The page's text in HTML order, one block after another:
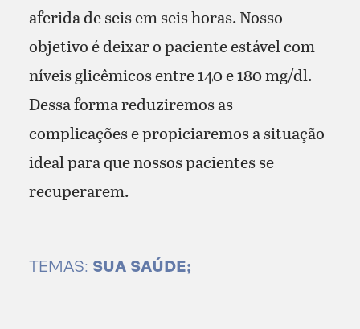
aferida de seis em seis horas. Nosso
objetivo é deixar o paciente estável com
níveis glicêmicos entre 140 e 180 mg/dl.
Dessa forma reduziremos as
complicações e propiciaremos a situação
ideal para que nossos pacientes se
recuperarem.
TEMAS: SUA SAÚDE;